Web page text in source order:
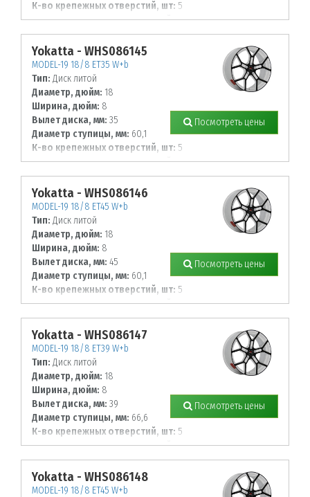
К-во крепежных отверстий, шт: 5
Диаметр располож. отверстий, мм:
105
Yokatta - WHS086145
MODEL-19 18/8 ET35 W+b
Тип: Диск литой
Диаметр, дюйм: 18
Ширина, дюйм: 8
Вылет диска, мм: 35
Диаметр ступицы, мм: 60,1
К-во крепежных отверстий, шт: 5
Диаметр располож. отверстий, мм:
114,3
Посмотреть цены
Yokatta - WHS086146
MODEL-19 18/8 ET45 W+b
Тип: Диск литой
Диаметр, дюйм: 18
Ширина, дюйм: 8
Вылет диска, мм: 45
Диаметр ступицы, мм: 60,1
К-во крепежных отверстий, шт: 5
Диаметр располож. отверстий, мм:
114,3
Посмотреть цены
Yokatta - WHS086147
MODEL-19 18/8 ET39 W+b
Тип: Диск литой
Диаметр, дюйм: 18
Ширина, дюйм: 8
Вылет диска, мм: 39
Диаметр ступицы, мм: 66,6
К-во крепежных отверстий, шт: 5
Диаметр располож. отверстий, мм:
112
Посмотреть цены
Yokatta - WHS086148
MODEL-19 18/8 ET45 W+b